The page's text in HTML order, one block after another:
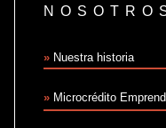
» Nuestra historia
» Microcrédito